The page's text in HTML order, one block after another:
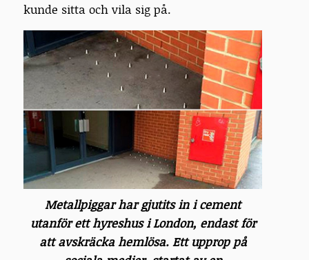
kunde sitta och vila sig på.
Metallpiggar har gjutits in i cement
utanför ett hyreshus i London, endast för
att avskräcka hemlösa. Ett upprop på